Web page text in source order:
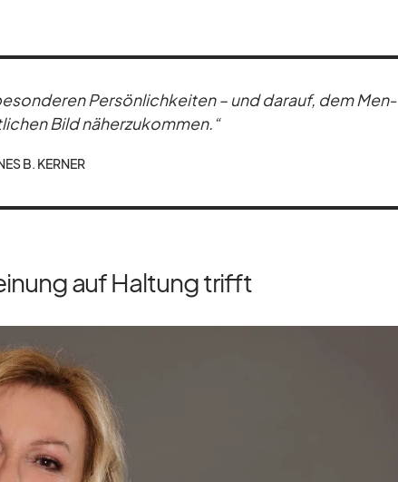
Per­sön­lich­kei­ten – und dar­auf, dem Men­
Bild nä­her­zu­kom­men.“
B. KER­NER
auf Haltung trifft